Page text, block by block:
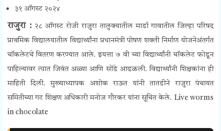
३१ ऑगस्ट २०२४
राजुरा : २८ ऑगस्ट रोजी राजुरा तालुक्यातील मार्डा गावातील जिल्हा परिषद
प्राथमिक विद्यालयातील विद्यार्थ्यांना प्रधानमंत्री पोषण शक्ती निर्माण योजनेअंतर्गत
चॉकलेटचे वितरण करण्यात आले. इयत्ता ७ वी च्या विद्यार्थ्यांनी चॉकलेट फोडून
पाहिल्यावर त्यात जिवंत अळ्या आणि सोंडे आढळली. विद्यार्थ्यांनी शिक्षकांना ही
माहिती दिली. मुख्याध्यापक अशोक राऊत यांनी तातडीने राजुरा पंचायत
समितीच्या गट शिक्षण अधिकारी मनोज गौरकर यांना सूचित केले. Live worms
in chocolate